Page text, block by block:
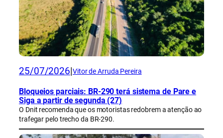
25/07/2026 Vitor de Arruda Pereira
Bloqueios parciais: BR-290 terá sistema de Pare e
Siga a partir de segunda (27)
O Dnit recomenda que os motoristas redobrem a atenção ao
trafegar pelo trecho da BR-290.